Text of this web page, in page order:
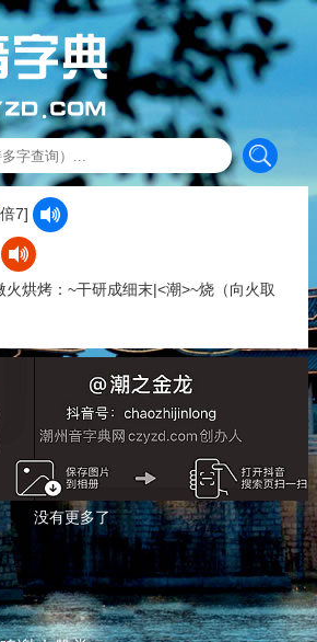
烘烤：~干研成细末|<潮>~烧（向火取
没有更多了